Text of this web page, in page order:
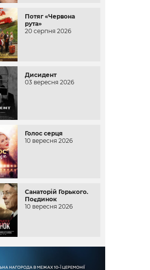
Потяг «Червона
рута»
20 серпня 2026
Дисидент
03 вересня 2026
Голос серця
10 вересня 2026
Санаторій Горького.
Поєдинок
10 вересня 2026